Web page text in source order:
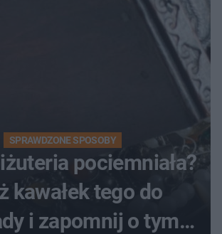
SPRAWDZONE SPOSOBY
pociemniała?
kawałek tego do
i zapomnij o tym